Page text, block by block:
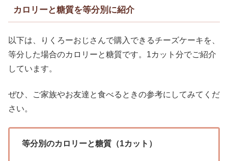
カロリーと糖質を等分別に紹介
以下は、りくろーおじさんで購入できるチーズケーキを、
等分した場合のカロリーと糖質です。1カット分でご紹介
しています。
ぜひ、ご家族やお友達と食べるときの参考にしてみてくだ
さい。
等分別のカロリーと糖質（1カット）